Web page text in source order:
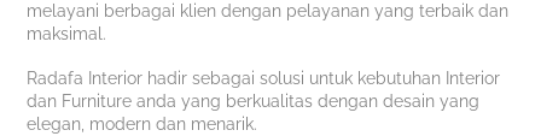
melayani berbagai klien dengan pelayanan yang terbaik dan
maksimal.
Radafa Interior hadir sebagai solusi untuk kebutuhan Interior
dan Furniture anda yang berkualitas dengan desain yang
elegan, modern dan menarik.